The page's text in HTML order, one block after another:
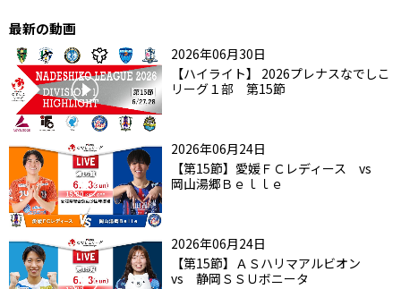
最新の動画
2026年06月30日
【ハイライト】 2026プレナスなでしこ
リーグ１部 第15節
2026年06月24日
【第15節】愛媛ＦＣレディース vs
岡山湯郷Ｂｅｌｌｅ
2026年06月24日
【第15節】ＡＳハリマアルビオン
vs 静岡ＳＳＵボニータ